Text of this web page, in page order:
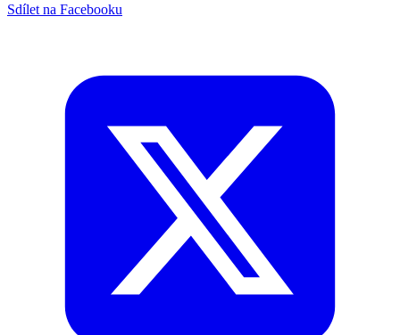
Sdílet na Facebooku